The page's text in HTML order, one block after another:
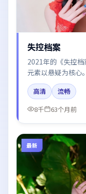
失控档案
2021年的《失控
元素以悬疑为核心
奕宏、沈腾、汤唯
结尾留白引发讨论。
高清
流畅
8千
63个月前
最新